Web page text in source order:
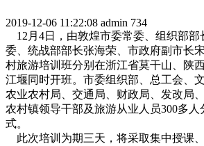
2019-12-06 11:22:08 admin 734
12月4日，由敦煌市委常委、组织部部
委、统战部部长张海荣、市政府副市长
村旅游培训班分别在浙江省莫干山、陕
江堰同时开班。市委组织部、总工会、
农业农村局、交通局、财政局、发改局
农村镇领导干部及旅游从业人员300多人
式。
此次培训为期三天，将采取集中授课